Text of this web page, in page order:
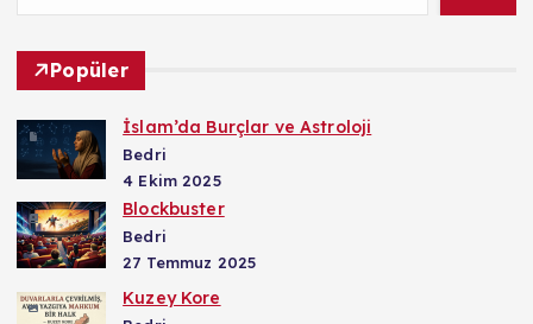
Popüler
İslam’da Burçlar ve Astroloji
Bedri
4 Ekim 2025
Blockbuster
Bedri
27 Temmuz 2025
Kuzey Kore